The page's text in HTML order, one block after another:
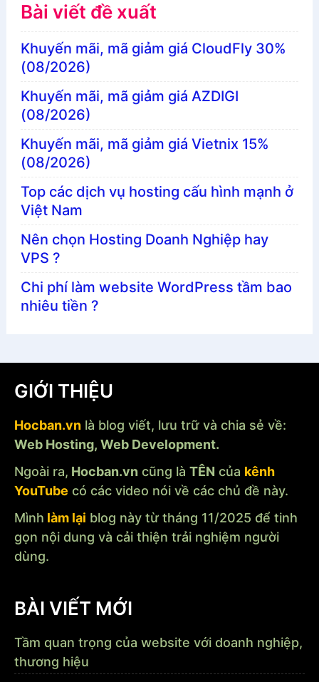
Bài viết đề xuất
Khuyến mãi, mã giảm giá CloudFly 30%
(08/2026)
Khuyến mãi, mã giảm giá AZDIGI
(08/2026)
Khuyến mãi, mã giảm giá Vietnix 15%
(08/2026)
Top các dịch vụ hosting cấu hình mạnh ở
Việt Nam
Nên chọn Hosting Doanh Nghiệp hay
VPS ?
Chi phí làm website WordPress tầm bao
nhiêu tiền ?
GIỚI THIỆU
Hocban.vn là blog viết, lưu trữ và chia sẻ về:
Web Hosting, Web Development.
Ngoài ra, Hocban.vn cũng là TÊN của kênh
YouTube có các video nói về các chủ đề này.
Mình làm lại blog này từ tháng 11/2025 để tinh
gọn nội dung và cải thiện trải nghiệm người
dùng.
BÀI VIẾT MỚI
Tầm quan trọng của website với doanh nghiệp,
thương hiệu